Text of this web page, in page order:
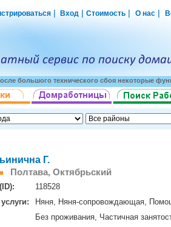
Вход Стоимость О нас
большого технического сбоя некоторые
Г.
Полтава, Октябрьский
118528
Няня, Няня-сопровождающая,
Без проживания, Частичная